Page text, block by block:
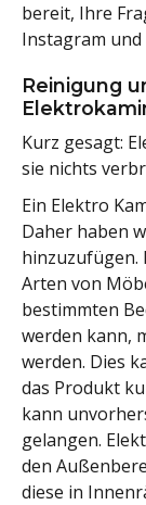
bereit, Ihre
Instagram
Reinigung
Kurz gesagt:
sie nichts
Ein Elektro
Daher haben
hinzuzufügen.
Arten von
bestimmten
werden kann,
werden. Dies
das Produkt
kann
gelangen.
den
diese in